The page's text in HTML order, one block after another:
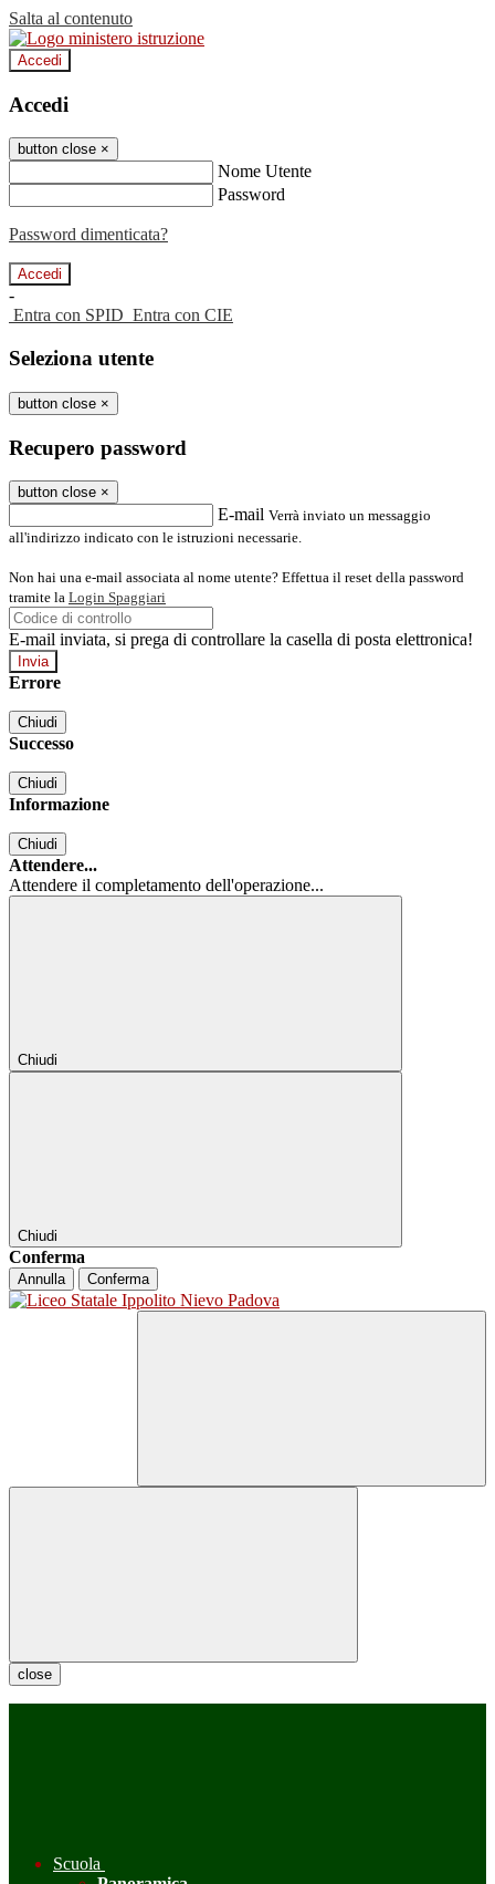
Salta al contenuto
Accedi
Accedi
button close ×
Nome Utente
Password
Password dimenticata?
-
Entra con SPID Entra con CIE
Seleziona utente
button close ×
Recupero password
button close ×
E-mail Verrà inviato un messaggio
all'indirizzo indicato con le istruzioni necessarie.
Non hai una e-mail associata al nome utente? Effettua il reset della password
tramite la Login Spaggiari
E-mail inviata, si prega di controllare la casella di posta elettronica!
Errore
Chiudi
Successo
Chiudi
Informazione
Chiudi
Attendere...
Attendere il completamento dell'operazione...
Chiudi
Chiudi
Conferma
Annulla Conferma
close
Scuola